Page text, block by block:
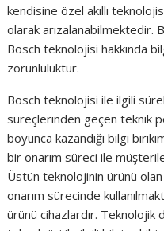
kendisine özel akıllı
olarak arızalanabilmektedir.
Bosch teknolojisi hakkında
zorunluluktur.
Bosch teknolojisi ile ilgili
süreçlerinden geçen teknik
boyunca kazandığı bilgi
bir onarım süreci ile
Üstün teknolojinin ürünü olan
onarım sürecinde
ürünü cihazlardır. Teknolojik